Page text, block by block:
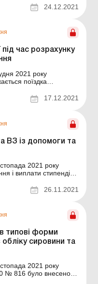
на 2022 рік
грн (що на 9,7 %
24.12.2021
час розрахунку
2021 року
поїздка
на певний строк
виконання
17.12.2021
ВЗ із допомоги та
2021 року
і виплати стипендій,
життєвого
участь у
26.11.2021
типові форми
сировини та
2021 року
№ 816 було внесено